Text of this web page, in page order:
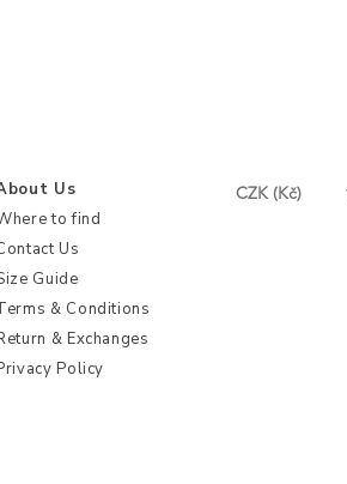
Us
to find
Us
Guide
& Conditions
& Exchanges
Policy
CZK (Kč)